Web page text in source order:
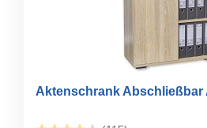
Aktenschrank Abschließbar